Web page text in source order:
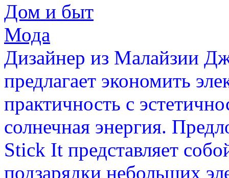
Дом и быт
Мода
Дизайнер из Малайзии
предлагает экономить
практичность с
солнечная энергия.
Stick It представляет
подзарядки небольших